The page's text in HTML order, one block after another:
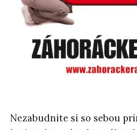
Nezabudnite si so sebou